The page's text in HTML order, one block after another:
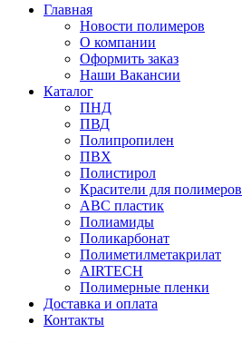
Главная
Новости полимеров
О компании
Оформить заказ
Наши Вакансии
Каталог
ПНД
ПВД
Полипропилен
ПВХ
Полистирол
Красители для полимеров
АВС пластик
Полиамиды
Поликарбонат
Полиметилметакрилат
AIRTECH
Полимерные пленки
Доставка и оплата
Контакты